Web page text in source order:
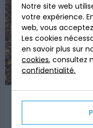
Notre site web
votre expérience.
web, vous
Les cookies
en savoir plus sur
cookies, consultez
confidentialité.
MISE EN
Réhabilitation de